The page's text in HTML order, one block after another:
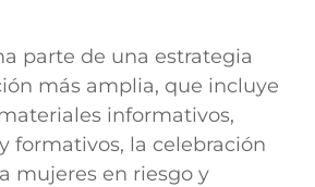
parte de una estrategia
más amplia, que incluye
informativos,
formativos, la celebración
mujeres en riesgo y